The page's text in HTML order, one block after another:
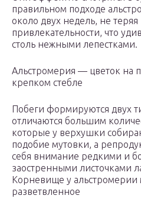
правильном подходе
около двух недель, не
привлекательности, что
столь нежными лепестками.
Альстромерия — цветок на
крепком стебле
Побеги формируются двух
отличаются большим
которые у верхушки
подобие мутовки, а
себя внимание редкими и
заостренными листочками
Корневище у альстромерии
разветвленное